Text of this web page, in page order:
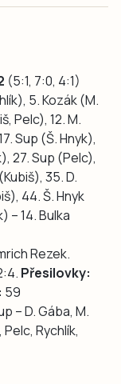
(5:1, 7:0, 4:1)
5. Kozák (M.
Pelc), 12. M.
Sup (Š. Hnyk),
27. Sup (Pelc),
35. D.
44. Š. Hnyk
– 14. Bulka
Rezek.
Přesilovky:
59
– D. Gába, M.
Pelc, Rychlík,